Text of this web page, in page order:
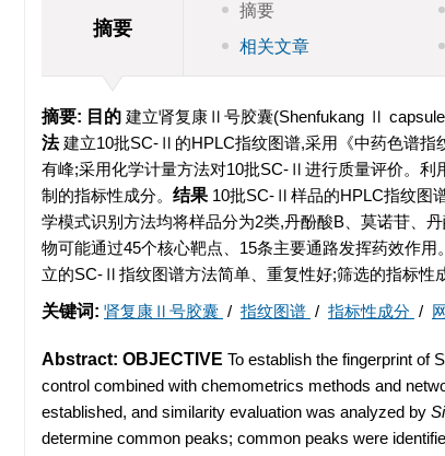
摘要
摘要
相关文章
摘要: 目的 建立肾复康Ⅱ号胶囊(Shenfukang Ⅱ
法建立10批SC-Ⅱ的HPLC指纹图谱,采用《中药色谱指
有峰;采用化学计量方法对10批SC-Ⅱ进行质量评价。
制的指标性成分。 结果 10批SC-Ⅱ样品的HPLC指纹图
学模式识别方法均将样品分为2类,丹酚酸B、莫诺苷、
物可能通过45个核心靶点、15条主要通路发挥药效作
立的SC-Ⅱ指纹图谱方法简单、重复性好;筛选的指标性
关键词: 肾复康Ⅱ号胶囊 / 指纹图谱 / 指标性成分 /
Abstract: OBJECTIVE To establish the fingerprint
control combined with chemometrics methods and
established, and similarity evaluation was analyzed by
determine common peaks; common peaks were